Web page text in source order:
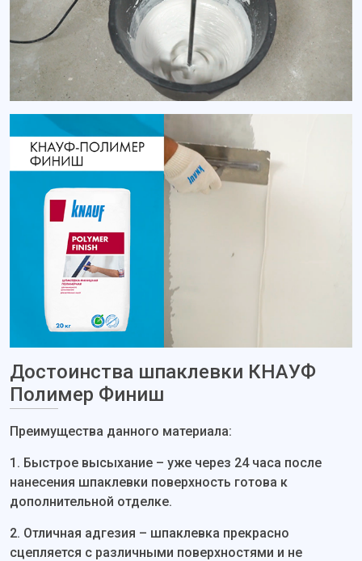
Достоинства шпаклевки КНАУФ
Полимер Финиш
Преимущества данного материала:
1. Быстрое высыхание – уже через 24 часа после
нанесения шпаклевки поверхность готова к
дополнительной отделке.
2. Отличная адгезия – шпаклевка прекрасно
сцепляется с различными поверхностями и не